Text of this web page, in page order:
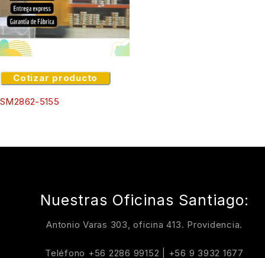
Cotizar producto
SM2862-5155
Nuestras Oficinas Santiago:
Antonio Varas 303, oficina 413. Providencia.
Teléfono +56 2286 99152 +56 9 3932 1677